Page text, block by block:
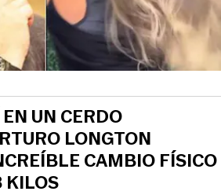
UN CERDO
LONGTON
CAMBIO FÍSICO
KILOS